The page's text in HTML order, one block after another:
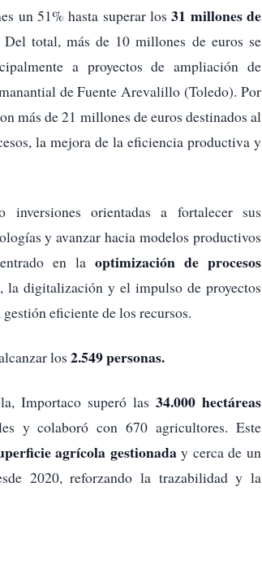
un 51% hasta superar los31 millones de
Del total, más de 10 millones de euros se
a proyectos de ampliación de
de Fuente Arevalillo (Toledo). Por
más de 21 millones de euros destinados al
la mejora de la eficiencia productiva y
inversiones orientadas a fortalecer sus
y avanzar hacia modelos productivos
en la optimización de procesos
la digitalización y el impulso de proyectos
eficiente de los recursos.
los 2.549 personas.
Importaco superó las34.000 hectáreas
y colaboró con 670 agricultores. Este
agrícola gestionaday cerca de un
2020, reforzando la trazabilidad y la